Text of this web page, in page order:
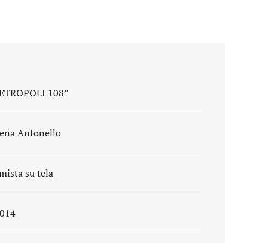
108”
Antonello
su tela